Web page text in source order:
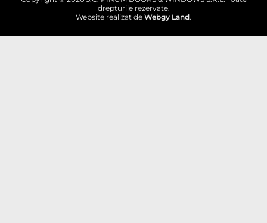
drepturile rezervate.
Website realizat de Webgy Land.